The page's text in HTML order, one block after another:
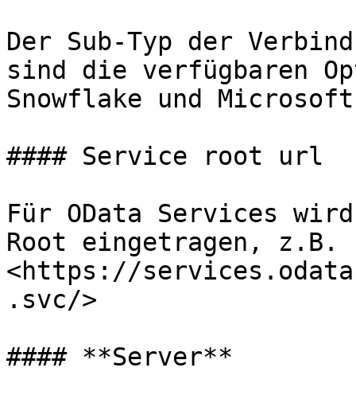
Der Sub-Typ der
sind die verfügbaren
Snowflake und
#### Service root url
Für OData Services
Root eingetragen, z.B.
<https://
.svc/>
#### **Server**